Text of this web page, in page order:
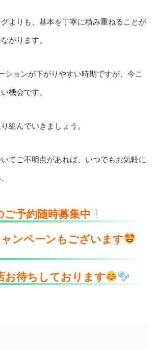
よりも、基本を丁寧に積み重ねることが
がります。
ションが下がりやすい時期ですが、今こ
機会です。
組んでいきましょう。
てご不明点があれば、いつでもお気軽に
ご予約随時募集中
ンペーンもございます
お待ちしております